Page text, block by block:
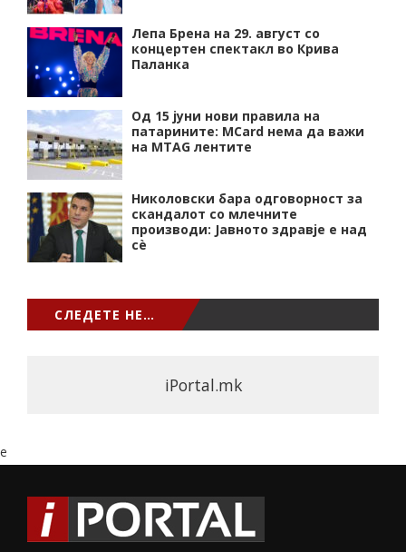
Лепа Брена на 29. август со
концертен спектакл во Крива
Паланка
Од 15 јуни нови правила на
патарините: MCard нема да важи
на MTAG лентите
Николовски бара одговорност за
скандалот со млечните
производи: Јавното здравје е над
сѐ
СЛЕДЕТЕ НЕ…
iPortal.mk
e